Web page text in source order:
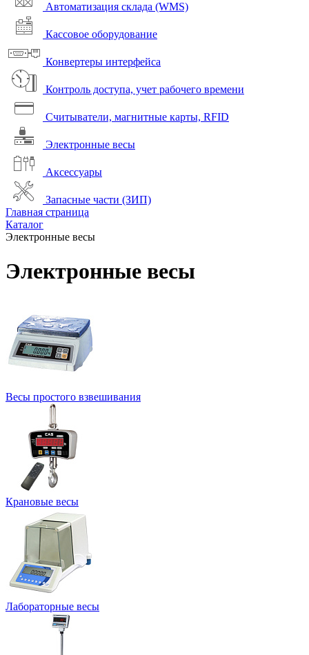
Автоматизация склада (WMS)
Кассовое оборудование
Конвертеры интерфейса
Контроль доступа, учет рабочего времени
Считыватели, магнитные карты, RFID
Электронные весы
Аксессуары
Запасные части (ЗИП)
Главная страница
Каталог
Электронные весы
Электронные весы
Весы простого взвешивания
Крановые весы
Лабораторные весы